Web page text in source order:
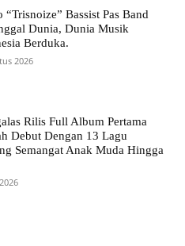
“Trisnoize” Bassist Pas Band
Dunia, Dunia Musik
Berduka.
2026
Rilis Full Album Pertama
Debut Dengan 13 Lagu
Semangat Anak Muda Hingga